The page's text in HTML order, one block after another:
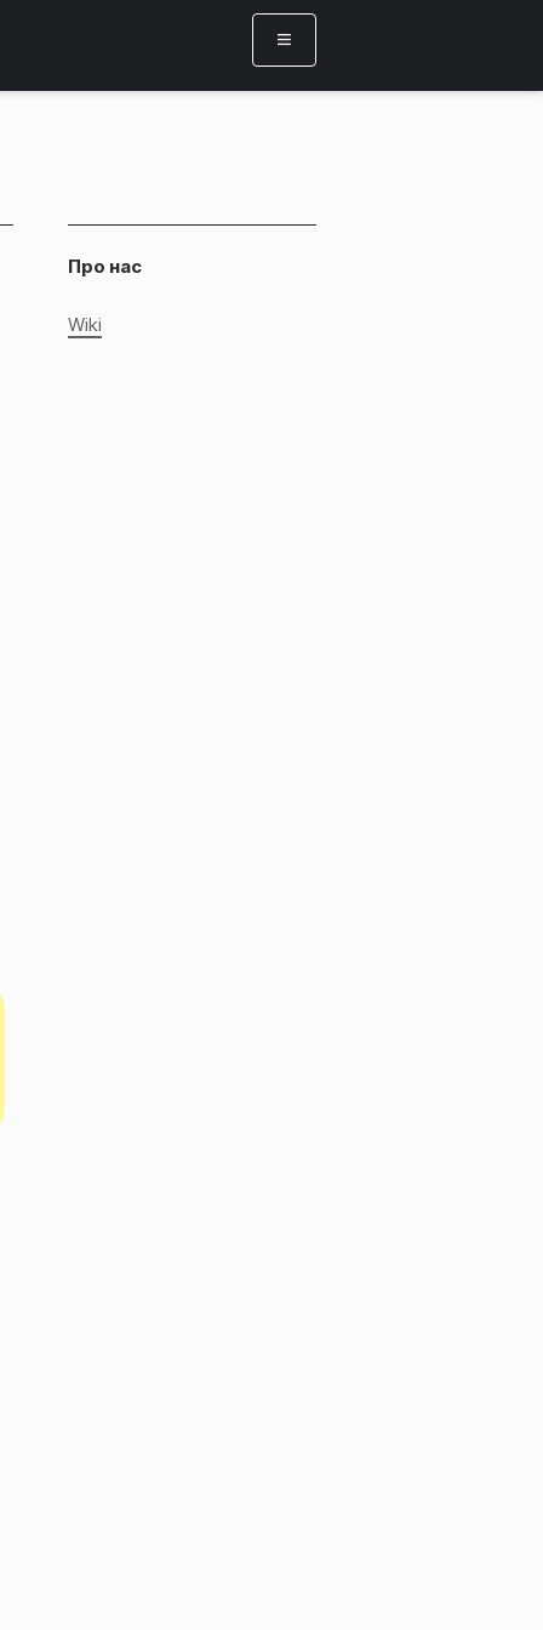
Про нас
Wiki